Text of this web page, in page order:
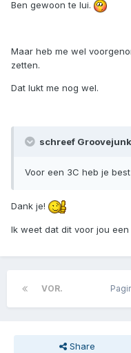
Ben gewoon te lui.
Maar heb me wel
zetten.
Dat lukt me nog wel.
schreef
Voor een 3C heb je
Dank je!
Ik weet dat dit voor jou
VOR.
Share